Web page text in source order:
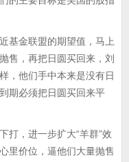
金联盟的期望值，马上
售，再把日圆买回来，刘
，他们手中本来是没有日
期必须把日圆买回来平
，进一步扩大“羊群”效
里价位，逼他们大量抛售